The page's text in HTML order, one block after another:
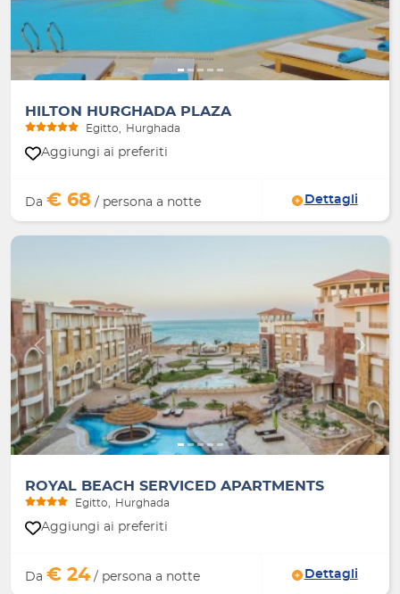
HILTON HURGHADA PLAZA
Egitto Hurghada
Aggiungi ai preferiti
Da € 68 / persona a notte Dettagli
Indietro Avanti
ROYAL BEACH SERVICED APARTMENTS
Egitto Hurghada
Aggiungi ai preferiti
Da € 24/ persona a notte Dettagli